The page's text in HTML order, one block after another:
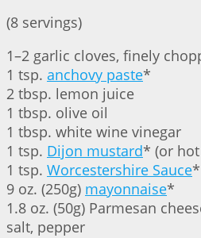
(8 servings)
1–2 garlic cloves, finely
1 tsp. anchovy paste*
2 tbsp. lemon juice
1 tbsp. olive oil
1 tbsp. white wine vinegar
1 tsp. Dijon mustard* (or
1 tsp. Worcestershire Sauce*
9 oz. (250g) mayonnaise*
1.8 oz. (50g) Parmesan
salt, pepper